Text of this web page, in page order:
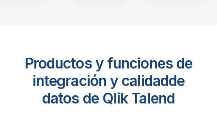
Productos y funciones de
integración y calidadde
datos de Qlik Talend